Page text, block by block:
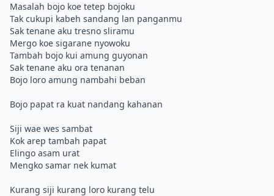
Masalah bojo koe tetep bojoku
Tak cukupi kabeh sandang lan panganmu
Sak tenane aku tresno sliramu
Mergo koe sigarane nyowoku
Tambah bojo kui amung guyonan
Sak tenane aku ora tenanan
Bojo loro amung nambahi beban
Bojo papat ra kuat nandang kahanan
Siji wae wes sambat
Kok arep tambah papat
Elingo asam urat
Mengko samar nek kumat
Kurang siji kurang loro kurang telu